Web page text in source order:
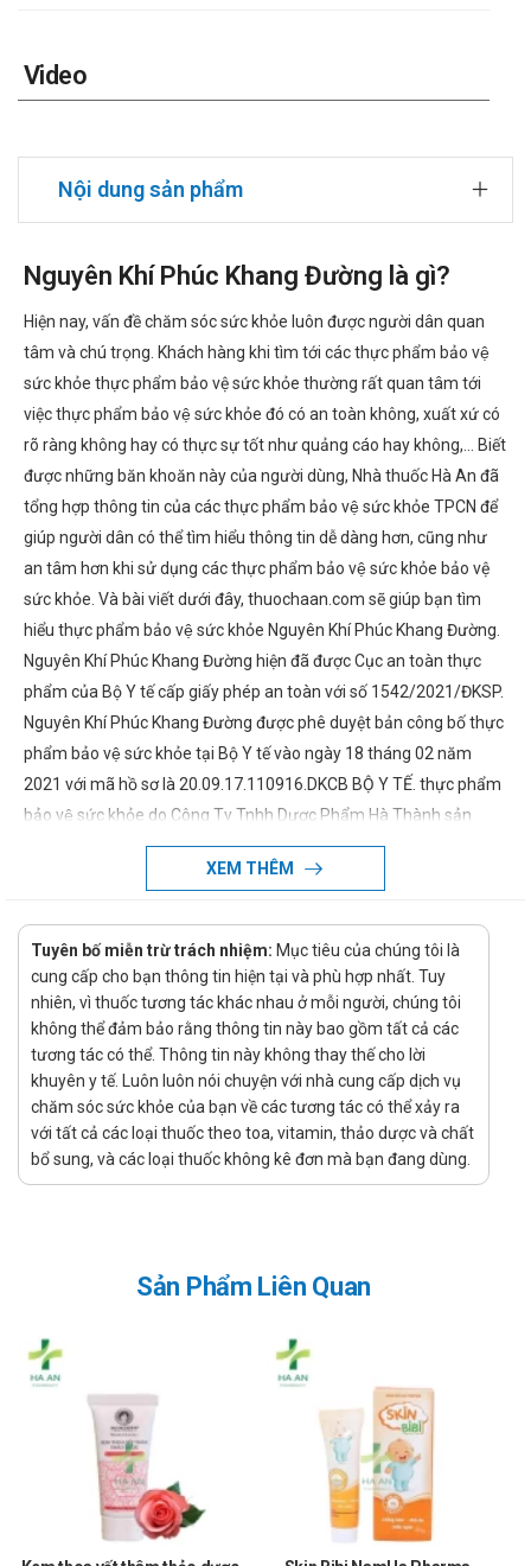
Video
Nội dung sản phẩm
Nguyên Khí Phúc Khang Đường là gì?
Hiện nay, vấn đề chăm sóc sức khỏe luôn được người dân quan
tâm và chú trọng. Khách hàng khi tìm tới các thực phẩm bảo vệ
sức khỏe thực phẩm bảo vệ sức khỏe thường rất quan tâm tới
việc thực phẩm bảo vệ sức khỏe đó có an toàn không, xuất xứ có
rõ ràng không hay có thực sự tốt như quảng cáo hay không,... Biết
được những băn khoăn này của người dùng, Nhà thuốc Hà An đã
tổng hợp thông tin của các thực phẩm bảo vệ sức khỏe TPCN để
giúp người dân có thể tìm hiểu thông tin dễ dàng hơn, cũng như
an tâm hơn khi sử dụng các thực phẩm bảo vệ sức khỏe bảo vệ
sức khỏe. Và bài viết dưới đây, thuochaan.com sẽ giúp bạn tìm
hiểu thực phẩm bảo vệ sức khỏe Nguyên Khí Phúc Khang Đường.
Nguyên Khí Phúc Khang Đường hiện đã được Cục an toàn thực
phẩm của Bộ Y tế cấp giấy phép an toàn với số 1542/2021/ĐKSP.
Nguyên Khí Phúc Khang Đường được phê duyệt bản công bố thực
phẩm bảo vệ sức khỏe tại Bộ Y tế vào ngày 18 tháng 02 năm
2021 với mã hồ sơ là 20.09.17.110916.DKCB BỘ Y TẾ. thực phẩm
bảo vệ sức khỏe do Công Ty Tnhh Dược Phẩm Hà Thành sản
xuất và đóng gói phù hợp theo tiêu chuẩn nhà sản xuất quy định.
Thành phần và tác dụng của Nguyên Khí
Phúc Khang Đường
Chi tiết về thành phần và tác dụng của Nguyên Khí Phúc Khang
Đường sẽ được chúng tôi cập nhật khi có thông tin chính xác.
Nguyên Khí Phúc Khang Đường giá bao
nhiêu?
Nguyên Khí Phúc Khang Đường giá bao nhiêu đang là vấn đề mà
nhiều người dùng quan tâm. Giá của Nguyên Khí Phúc Khang
Đường có thể thay đổi tùy thuộc vào thời điểm mua. Vì vậy, để biết
được tư vấn và hỗ trợ.
Ở đâu bán Nguyên Khí Phúc Khang Đường
chính hãng, uy tín?
Để có thể mua Nguyên Khí Phúc Khang Đường chính hãng,
bạn có thể mua tại Nhà thuốc Hà An theo 3 cách như sau:
Mua trực tiếp tại cửa hàng
Đặt hàng tại website: thuochaan.com
Đặt hàng qua hotline: Call/zalo hotline.
XEM THÊM
Tuyên bố miễn trừ trách nhiệm: Mục tiêu của chúng tôi là
cung cấp cho bạn thông tin hiện tại và phù hợp nhất. Tuy
nhiên, vì thuốc tương tác khác nhau ở mỗi người, chúng tôi
không thể đảm bảo rằng thông tin này bao gồm tất cả các
tương tác có thể. Thông tin này không thay thế cho lời
khuyên y tế. Luôn luôn nói chuyện với nhà cung cấp dịch vụ
chăm sóc sức khỏe của bạn về các tương tác có thể xảy ra
với tất cả các loại thuốc theo toa, vitamin, thảo dược và chất
bổ sung, và các loại thuốc không kê đơn mà bạn đang dùng.
Sản Phẩm Liên Quan